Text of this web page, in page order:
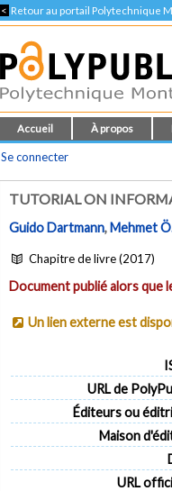
< Retour au portail Polytechnique
Accueil À propos
Se connecter
TUTORIAL ON
Guido Dartmann,Mehmet
Chapitre de livre (2017)
Document publié alors que
Un lien externe est
URL de
Éditeurs ou
Maison
URL